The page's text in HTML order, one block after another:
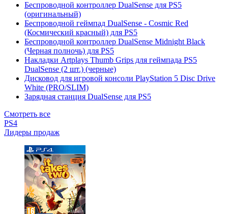
Беспроводной контроллер DualSense для PS5
(оригинальный)
Беспроводной геймпад DualSense - Cosmic Red
(Космический красный) для PS5
Беспроводной контроллер DualSense Midnight Black
(Черная полночь) для PS5
Накладки Artplays Thumb Grips для геймпада PS5
DualSense (2 шт.) (черные)
Дисковод для игровой консоли PlayStation 5 Disc Drive
White (PRO/SLIM)
Зарядная станция DualSense для PS5
Смотреть все
PS4
Лидеры продаж